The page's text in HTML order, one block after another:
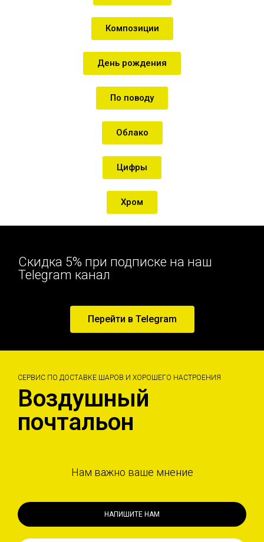
Композиции
День рождения
По поводу
Облако
Цифры
Хром
Скидка 5% при подписке на наш
Telegram канал
Перейти в Telegram
СЕРВИС ПО ДОСТАВКЕ ШАРОВ И ХОРОШЕГО НАСТРОЕНИЯ
Воздушный
почтальон
Нам важно ваше мнение
НАПИШИТЕ НАМ